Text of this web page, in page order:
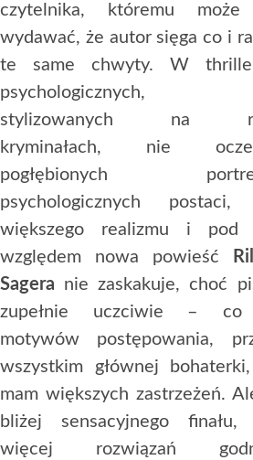
czytelnika, któremu
wydawać, że autor sięga co i
te same chwyty. W
psychologicznych,
stylizowanych na
kryminałach, nie
pogłębionych
psychologicznych postaci,
większego realizmu i pod
względem nowa powieść
Sagera nie zaskakuje, choć
zupełnie uczciwie –
motywów postępowania,
wszystkim głównej
mam większych zastrzeżeń.
bliżej sensacyjnego finału,
więcej rozwiązań